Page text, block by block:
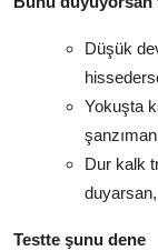
Düşük
Yokuşta
Dur kalk
Testte şunu dene